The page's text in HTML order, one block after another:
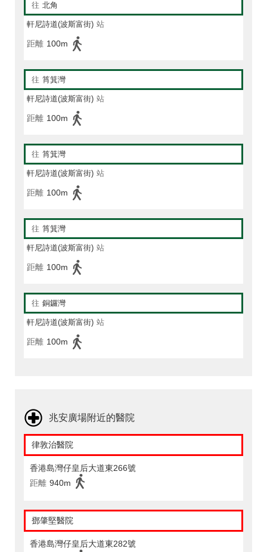
往 北角
軒尼詩道(波斯富街) 站
距離 100m
往 筲箕灣
軒尼詩道(波斯富街) 站
距離 100m
往 筲箕灣
軒尼詩道(波斯富街) 站
距離 100m
往 筲箕灣
軒尼詩道(波斯富街) 站
距離 100m
往 銅鑼灣
軒尼詩道(波斯富街) 站
距離 100m
兆安廣場附近的醫院
律敦治醫院
香港島灣仔皇后大道東266號
距離 940m
鄧肇堅醫院
香港島灣仔皇后大道東282號